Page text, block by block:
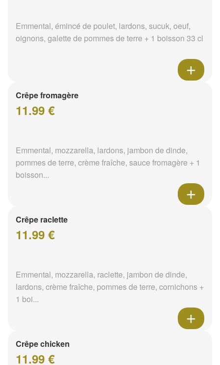
Emmental, émincé de poulet, lardons, sucuk, oeuf,
oignons, galette de pommes de terre + 1 boisson 33 cl
Crêpe fromagère
11.99 €
Emmental, mozzarella, lardons, jambon de dinde,
pommes de terre, crème fraîche, sauce fromagère + 1
boisson...
Crêpe raclette
11.99 €
Emmental, mozzarella, raclette, jambon de dinde,
lardons, crème fraîche, pommes de terre, cornichons +
1 boi...
Crêpe chicken
11.99 €